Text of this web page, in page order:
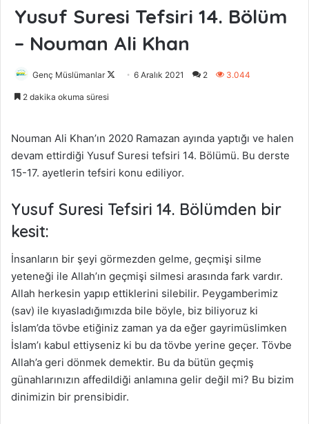
Yusuf Suresi Tefsiri 14. Bölüm
– Nouman Ali Khan
Genç Müslümanlar
o
w
X
6 Aralık 2021 2 3.044
2 dakika okuma süresi
Nouman Ali Khan’ın 2020 Ramazan ayında yaptığı ve halen
devam ettirdiği Yusuf Suresi tefsiri 14. Bölümü. Bu derste
15-17. ayetlerin tefsiri konu ediliyor.
Yusuf Suresi Tefsiri 14. Bölümden bir
kesit:
İnsanların bir şeyi görmezden gelme, geçmişi silme
yeteneği ile Allah’ın geçmişi silmesi arasında fark vardır.
Allah herkesin yapıp ettiklerini silebilir. Peygamberimiz
(sav) ile kıyasladığımızda bile böyle, biz biliyoruz ki
İslam’da tövbe etiğiniz zaman ya da eğer gayrimüslimken
İslam’ı kabul ettiyseniz ki bu da tövbe yerine geçer. Tövbe
Allah’a geri dönmek demektir. Bu da bütün geçmiş
günahlarınızın affedildiği anlamına gelir değil mi? Bu bizim
dinimizin bir prensibidir.